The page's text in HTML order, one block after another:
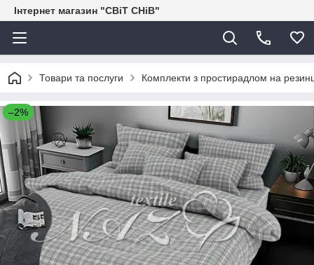
Інтернет магазин "СВіТ СНіВ"
Товари та послуги Комплекти з простирадлом на
–2%